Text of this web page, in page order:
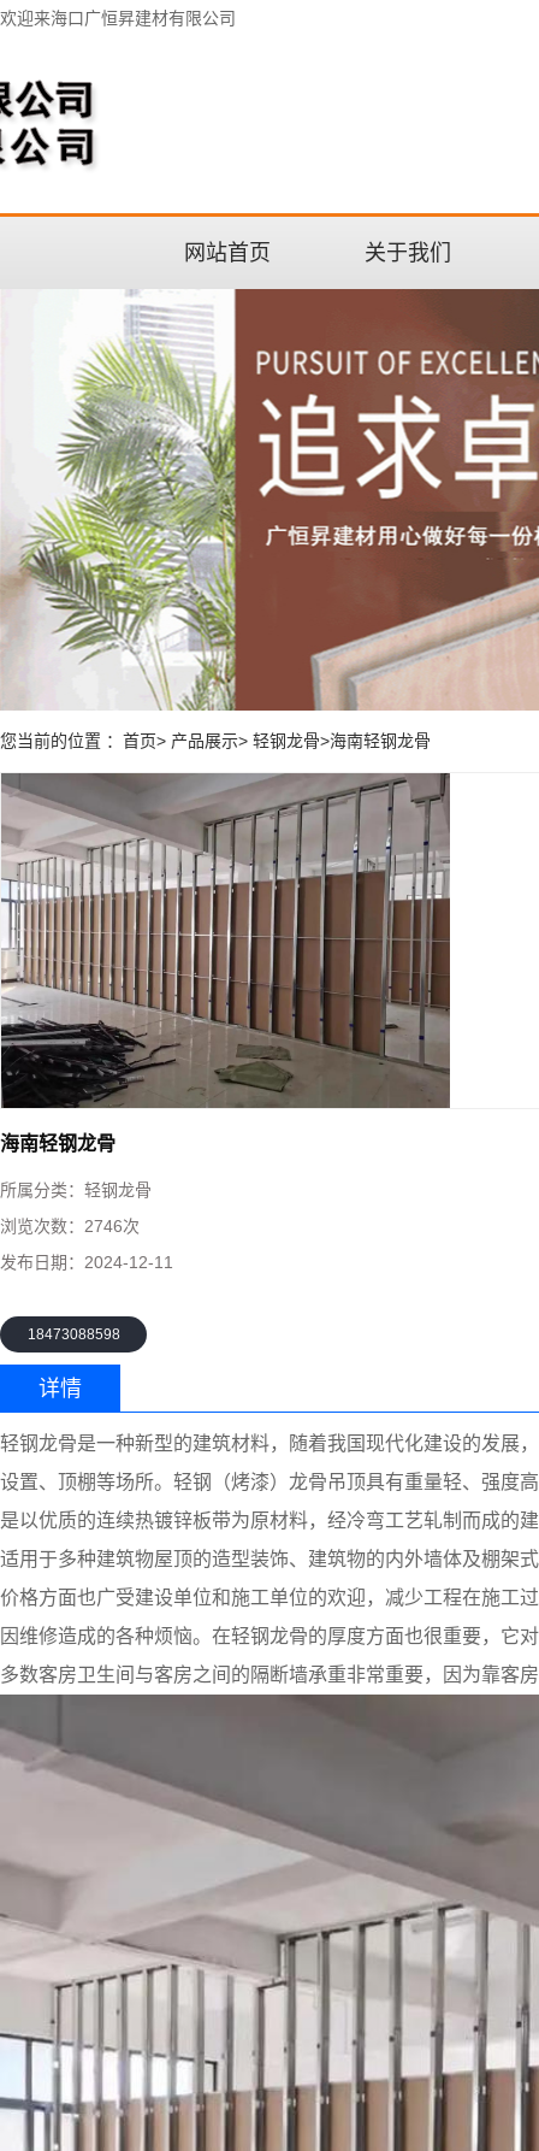
欢迎来海口广恒昇建材有限公司
网站首页 关于我们
联系我们
企业文化
您当前的位置 ：首页> 产品展示> 轻钢龙骨>海南轻钢龙骨
海南轻钢龙骨
所属分类： 轻钢龙骨
浏览次数： 2746次
发布日期： 2024-12-11
18473088598
详情
轻钢龙骨是一种新型的建筑材料，随着我国现代化建设的发展
设置、顶棚等场所。轻钢（烤漆）龙骨吊顶具有重量轻、强度
是以优质的连续热镀锌板带为原材料，经冷弯工艺轧制而成的
适用于多种建筑物屋顶的造型装饰、建筑物的内外墙体及棚架
价格方面也广受建设单位和施工单位的欢迎，减少工程在施工
因维修造成的各种烦恼。在轻钢龙骨的厚度方面也很重要，它
多数客房卫生间与客房之间的隔断墙承重非常重要，因为靠客